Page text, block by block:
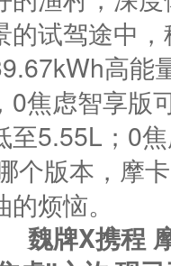
的试驾途中
高能
0焦虑智享版
至5.55L；0
个版本，摩
烦恼。